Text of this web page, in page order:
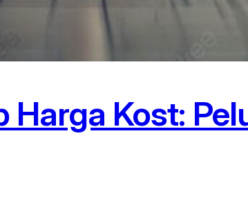
Harga Kost: